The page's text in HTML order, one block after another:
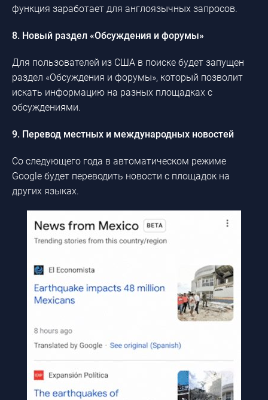
функция заработает для англоязычных запросов.
8. Новый раздел «Обсуждения и форумы»
Для пользователей из США в поиске будет запущен
раздел «Обсуждения и форумы», который позволит
искать информацию на разных площадках с
обсуждениями.
9. Перевод местных и международных новостей
Со следующего года в автоматическом режиме
Google будет переводить новости с площадок на
других языках.